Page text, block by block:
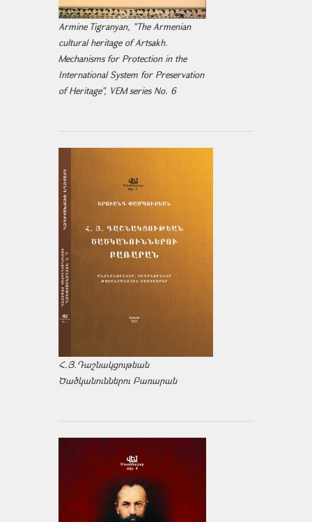
Armine Tigranyan, "The Armenian
cultural heritage of Artsakh.
Mechanisms for Protection in the
International System for Preservation
of Heritage", VEM series No. 6
Հ.Յ.Դաշնակցութեան
Ծածկանուններու Բառարան